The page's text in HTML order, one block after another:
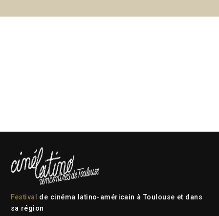
Festival de cinéma latino-américain à Toulouse et dans
sa région